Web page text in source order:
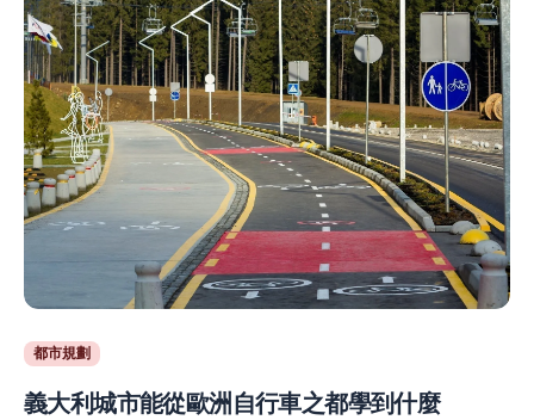
都市規劃
義大利城市能從歐洲自行車之都學到什麼